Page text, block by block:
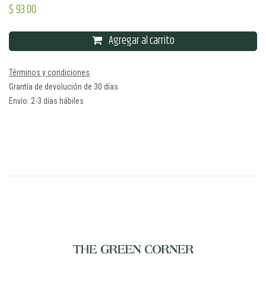
$93.00
Agregar al carrito
Términos y condiciones
Grantía de devolución de 30 días
Envío: 2-3 días hábiles